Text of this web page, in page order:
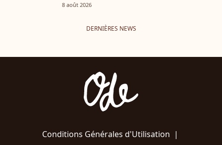
8 août 2026
DERNIÈRES NEWS
Conditions Générales d'Utilisation |